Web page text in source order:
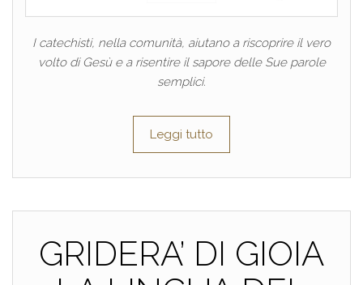
I catechisti, nella comunità, aiutano a riscoprire il vero
volto di Gesù e a risentire il sapore delle Sue parole
semplici.
Leggi tutto
GRIDERA’ DI GIOIA